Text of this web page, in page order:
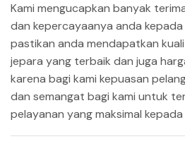
Kami mengucapkan banyak
dan kepercayaanya anda kepada
pastikan anda mendapatkan
jepara yang terbaik dan juga
karena bagi kami kepuasan
dan semangat bagi kami untuk
pelayanan yang maksimal kepada